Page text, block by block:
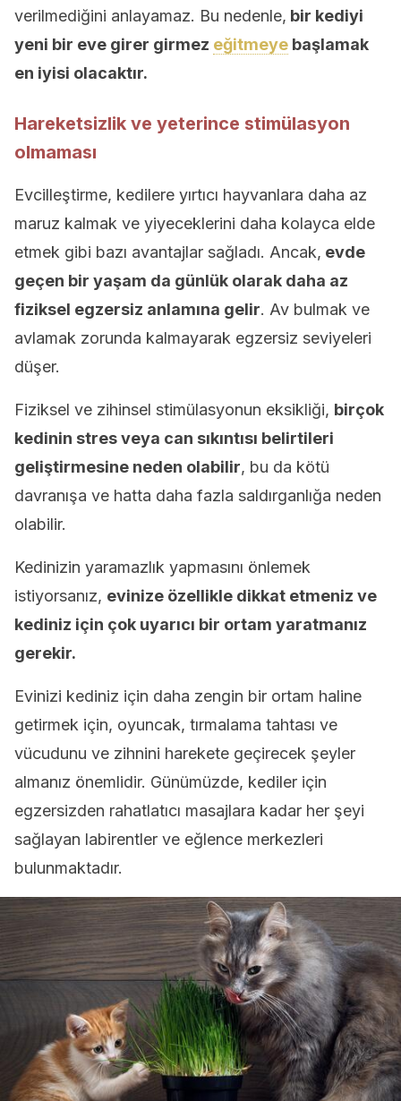
verilmediğini anlayamaz. Bu nedenle, bir kediyi
yeni bir eve girer girmez eğitmeye başlamak
en iyisi olacaktır.
Hareketsizlik ve yeterince stimülasyon
olmaması
Evcilleştirme, kedilere yırtıcı hayvanlara daha az
maruz kalmak ve yiyeceklerini daha kolayca elde
etmek gibi bazı avantajlar sağladı. Ancak, evde
geçen bir yaşam da günlük olarak daha az
fiziksel egzersiz anlamına gelir. Av bulmak ve
avlamak zorunda kalmayarak egzersiz seviyeleri
düşer.
Fiziksel ve zihinsel stimülasyonun eksikliği, birçok
kedinin stres veya can sıkıntısı belirtileri
geliştirmesine neden olabilir, bu da kötü
davranışa ve hatta daha fazla saldırganlığa neden
olabilir.
Kedinizin yaramazlık yapmasını önlemek
istiyorsanız, evinize özellikle dikkat etmeniz ve
kediniz için çok uyarıcı bir ortam yaratmanız
gerekir.
Evinizi kediniz için daha zengin bir ortam haline
getirmek için, oyuncak, tırmalama tahtası ve
vücudunu ve zihnini harekete geçirecek şeyler
almanız önemlidir. Günümüzde, kediler için
egzersizden rahatlatıcı masajlara kadar her şeyi
sağlayan labirentler ve eğlence merkezleri
bulunmaktadır.